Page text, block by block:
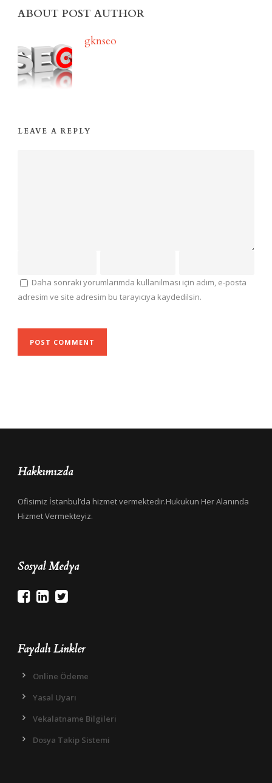
ABOUT POST AUTHOR
gknseo
LEAVE A REPLY
Daha sonraki yorumlarımda kullanılması için adım, e-posta
adresim ve site adresim bu tarayıcıya kaydedilsin.
Hakkımızda
Ofisimiz İstanbul’da hizmet vermektedir.Hukukun Her Alanında
Hizmet Vermekteyiz.
Sosyal Medya
Faydalı Linkler
Online Ödeme
Yasal Uyarı
Vekalatname Bilgileri
Dosya Takip Sistemi